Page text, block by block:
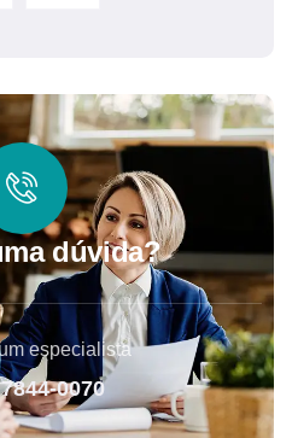
dúvida?
especialista
0070